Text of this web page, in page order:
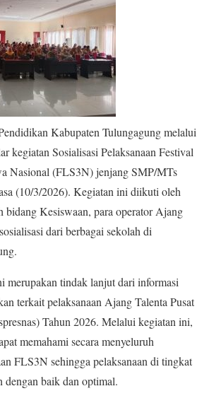
Kabupaten Tulungagung melalui
kegiatan Sosialisasi Pelaksanaan Festival
Nasional (FLS3N) jenjang SMP/MTs
(10/3/2026). Kegiatan ini diikuti oleh
bidang Kesiswaan, para operator Ajang
dari berbagai sekolah di
merupakan tindak lanjut dari informasi
terkait pelaksanaan Ajang Talenta Pusat
Tahun 2026. Melalui kegiatan ini,
memahami secara menyeluruh
FLS3N sehingga pelaksanaan di tingkat
dengan baik dan optimal.